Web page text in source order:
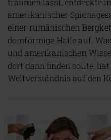
amerikanischer
einer rumänischen
domförmige Halle auf.
und amerikanischen
dort dann finden sollte,
Weltverständnis auf den